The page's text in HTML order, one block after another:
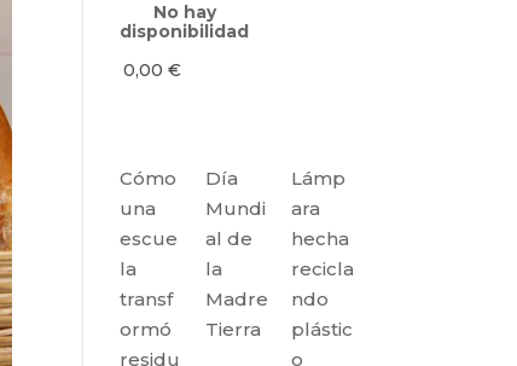
No hay
disponibilidad
0,00€
Cómo
una
escue
la
transf
ormó
residu
Día
Mundi
al de
la
Madre
Tierra
Lámp
ara
hecha
recicla
ndo
plástic
o